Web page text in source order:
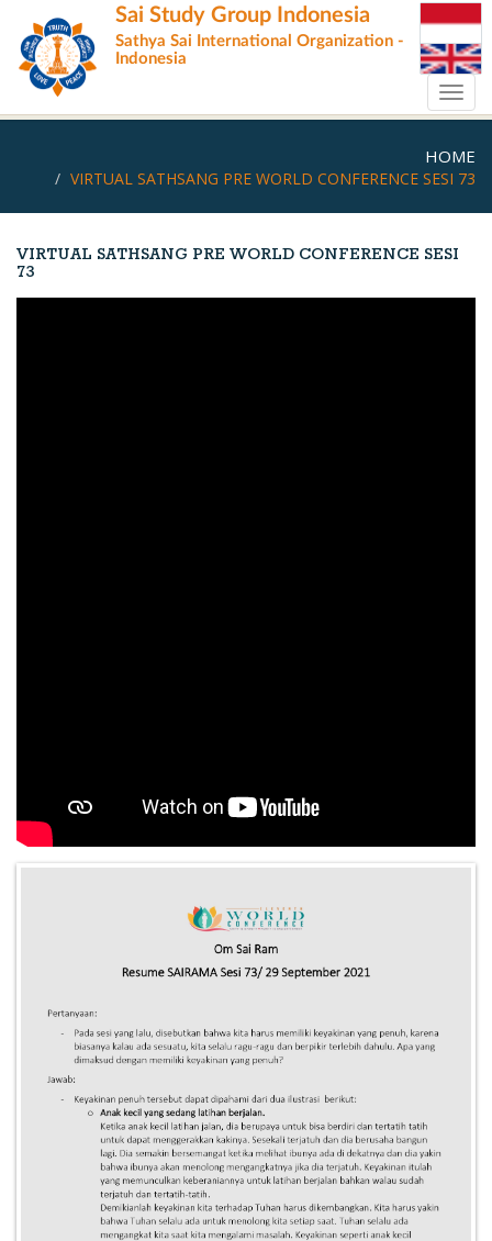
main
content
Sai Study Group Indonesia
Sathya Sai International Organization -
Indonesia
HOME
VIRTUAL SATHSANG PRE WORLD CONFERENCE SESI 73
VIRTUAL SATHSANG PRE WORLD CONFERENCE SESI
73